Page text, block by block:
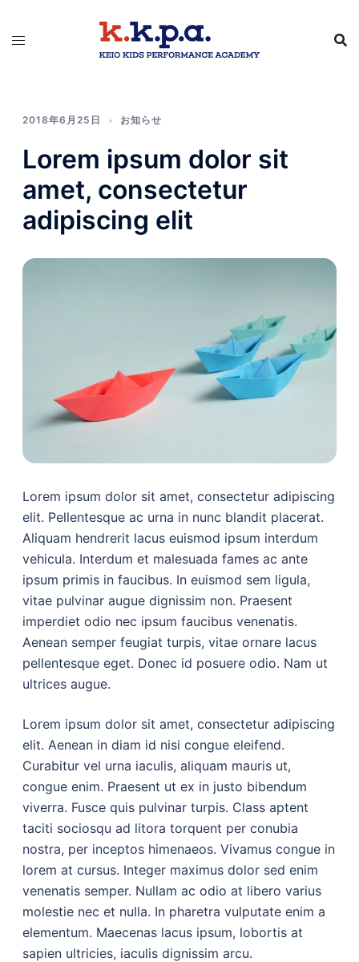
2018年6月25日 お知らせ
Lorem ipsum dolor sit
amet, consectetur
adipiscing elit
Lorem ipsum dolor sit amet, consectetur adipiscing
elit. Pellentesque ac urna in nunc blandit placerat.
Aliquam hendrerit lacus euismod ipsum interdum
vehicula. Interdum et malesuada fames ac ante
ipsum primis in faucibus. In euismod sem ligula,
vitae pulvinar augue dignissim non. Praesent
imperdiet odio nec ipsum faucibus venenatis.
Aenean semper feugiat turpis, vitae ornare lacus
pellentesque eget. Donec id posuere odio. Nam ut
ultrices augue.
Lorem ipsum dolor sit amet, consectetur adipiscing
elit. Aenean in diam id nisi congue eleifend.
Curabitur vel urna iaculis, aliquam mauris ut,
congue enim. Praesent ut ex in justo bibendum
viverra. Fusce quis pulvinar turpis. Class aptent
taciti sociosqu ad litora torquent per conubia
nostra, per inceptos himenaeos. Vivamus congue in
lorem at cursus. Integer maximus dolor sed enim
venenatis semper. Nullam ac odio at libero varius
molestie nec et nulla. In pharetra vulputate enim a
elementum. Maecenas lacus ipsum, lobortis at
sapien ultricies, iaculis dignissim arcu.